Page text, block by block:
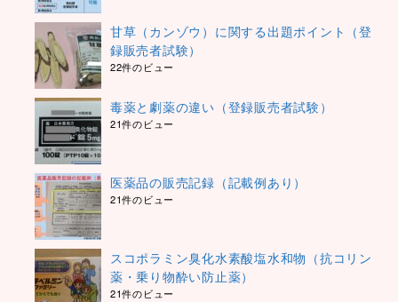
甘草（カンゾウ）に関する出題ポイント（登
録販売者試験）
22件のビュー
毒薬と劇薬の違い（登録販売者試験）
21件のビュー
医薬品の販売記録（記載例あり）
21件のビュー
スコポラミン臭化水素酸塩水和物（抗コリン
薬・乗り物酔い防止薬）
21件のビュー